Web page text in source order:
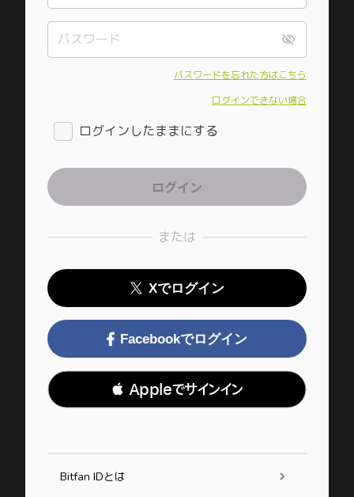
パスワードを忘れた方はこちら
ログインできない場合
ログインしたままにする
または
Xでログイン
Facebookでログイン
 Appleでサインイン
Bitfan IDとは